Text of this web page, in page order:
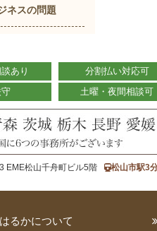
ネスの問題
あり
分割払い対応可
土曜・夜間相談可
EME松山千舟町ビル5階 松山市駅3
るかについて